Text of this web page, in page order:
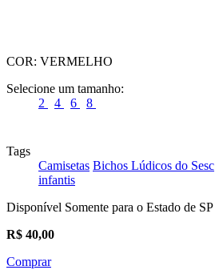
COR: VERMELHO
Selecione um tamanho:
2
4 6 8
Tags
Camisetas Bichos Lúdicos do Sesc
infantis
Disponível Somente para o Estado de SP
R$ 40,00
Comprar